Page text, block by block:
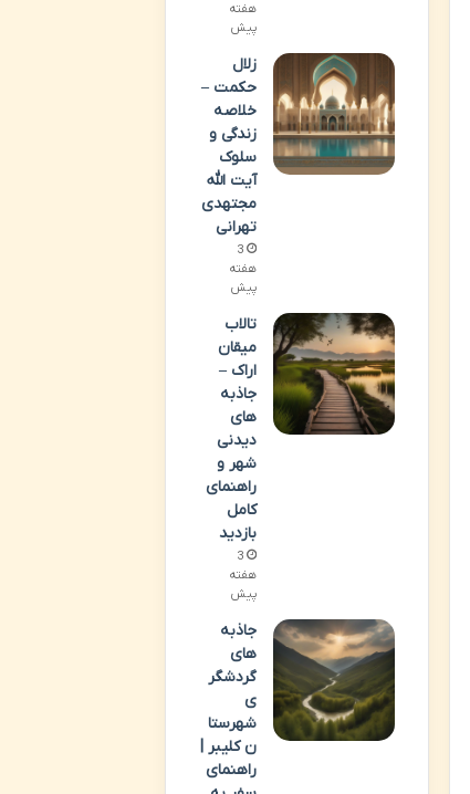
هفته
پیش
زلال
حکمت –
خلاصه
زندگی و
سلوک
آیت الله
مجتهدی
تهرانی
3
هفته
پیش
تالاب
میقان
اراک –
جاذبه
های
دیدنی
شهر و
راهنمای
کامل
بازدید
3
هفته
پیش
جاذبه
های
گردشگر
ی
شهرستا
ن کلیبر |
راهنمای